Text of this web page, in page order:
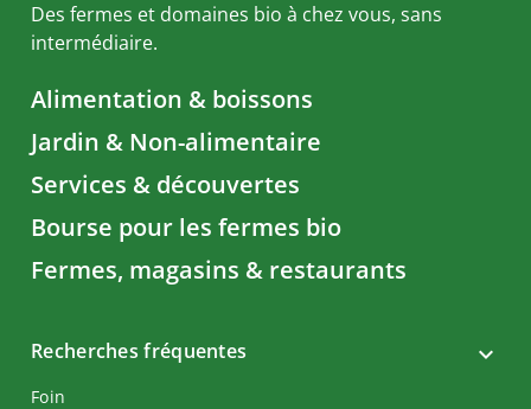
Des fermes et domaines bio à chez vous, sans
intermédiaire.
Alimentation & boissons
Jardin & Non-alimentaire
Services & découvertes
Bourse pour les fermes bio
Fermes, magasins & restaurants
Recherches fréquentes
Foin